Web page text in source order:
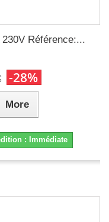
Référence:...
-28%
More
: Immédiate